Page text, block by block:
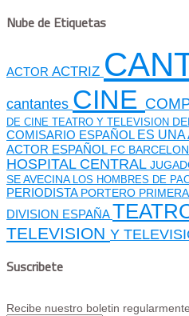
Nube de Etiquetas
ACTOR ACTRIZ
cantantes CINE
DE CINE TEATRO Y TELEVISION
COMISARIO ESPAÑOL ES
ACTOR ESPAÑOL FC
HOSPITAL CENTRAL
SE AVECINA LOS HOMBRES DE
PERIODISTA PORTERO
DIVISION ESPAÑA
TELEVISION Y
Suscribete
Recibe nuestro boletin